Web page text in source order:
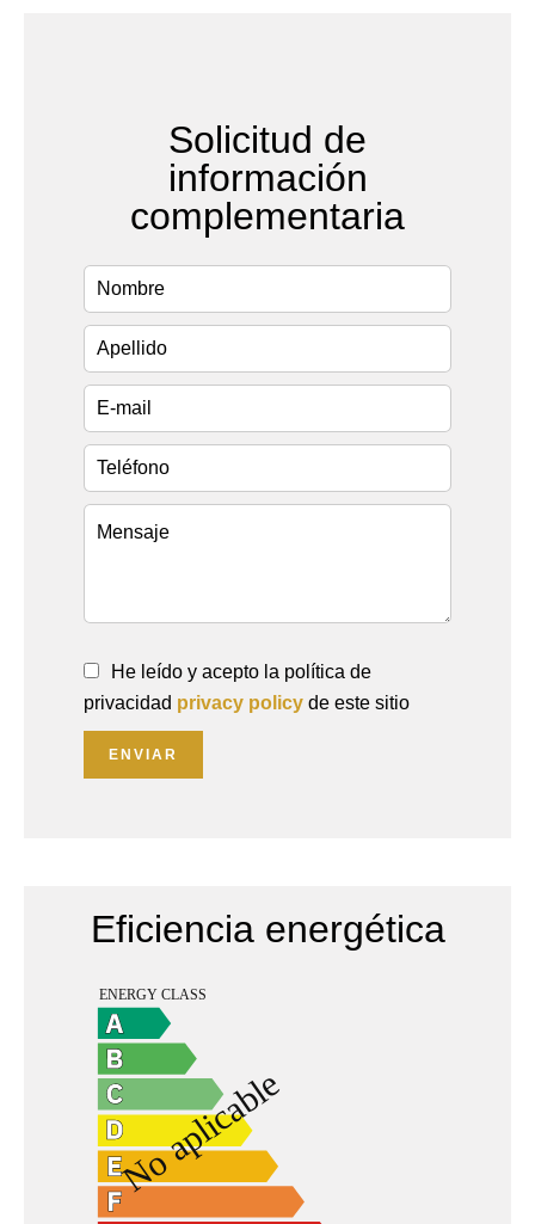
Solicitud de
información
complementaria
He leído y acepto la política de
privacidad privacy policy de este sitio
ENVIAR
Eficiencia energética